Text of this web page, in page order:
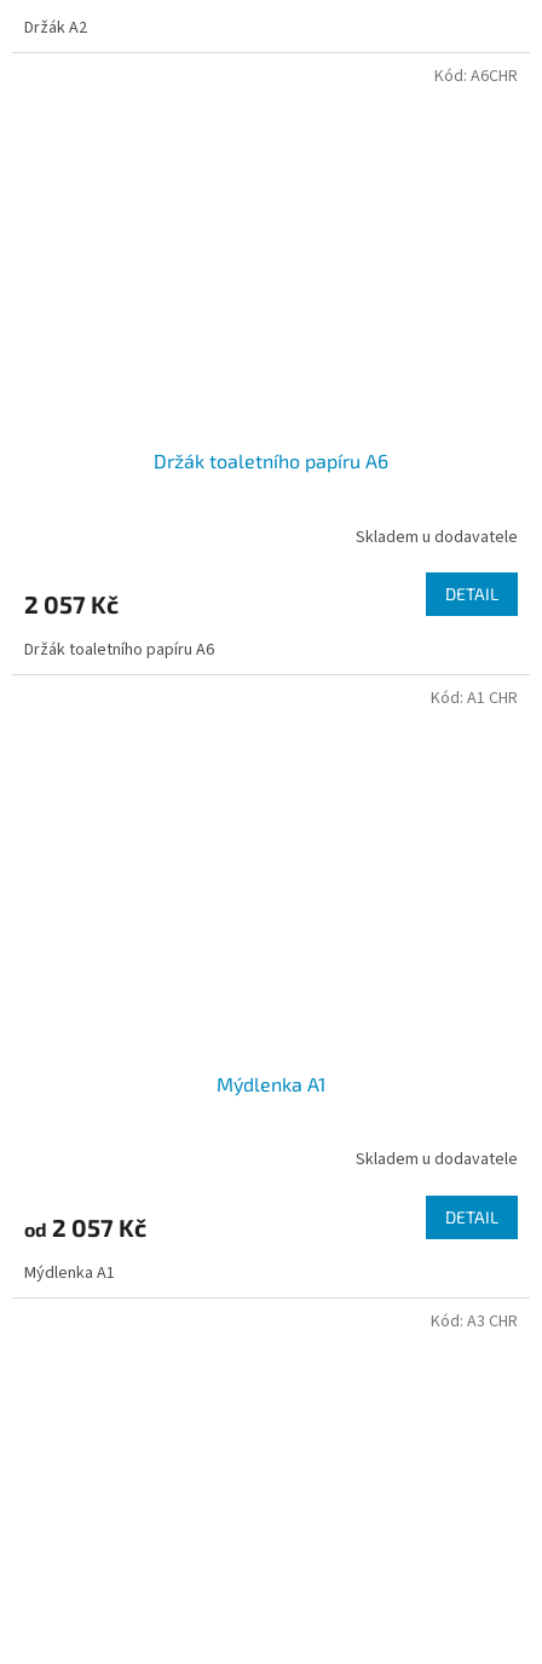
Držák A2
Držák toaletního papíru A6
Skladem u dodavatele
2 057 Kč DETAIL
Držák toaletního papíru A6
Kód: A6CHR
Mýdlenka A1
Skladem u dodavatele
od 2 057 Kč DETAIL
Mýdlenka A1
Kód: A1 CHR
Kód: A3 CHR